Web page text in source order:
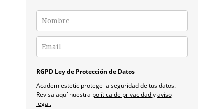
RGPD Ley de Protección de Datos
Academiestetic protege la seguridad de tus datos.
Revisa aquí nuestra política de privacidadyaviso
legal.